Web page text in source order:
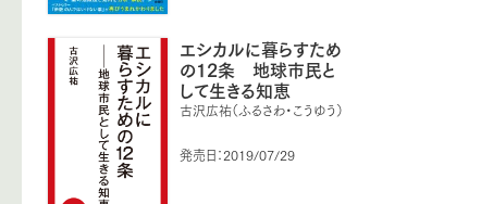
エシカルに暮らすため
の12条 地球市民と
して生きる知恵
古沢広祐（ふるさわ・こうゆう）
発売日：2019/07/29